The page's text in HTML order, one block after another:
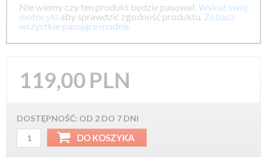
Nie wiemy czy ten produkt będzie pasował. Wskaż swój
motocyklaby sprawdzić zgodność produktu. Zobacz
wszystkie pasujące modele
BMW F650Dakar 2000+
119,00 PLN
DOSTĘPNOŚĆ: OD 2 DO 7 DNI